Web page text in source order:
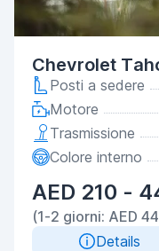
Chevrolet
Posti a sedere
Motore
Trasmissione
Colore interno
AED 210 -
(1-2 giorni: AED
Details